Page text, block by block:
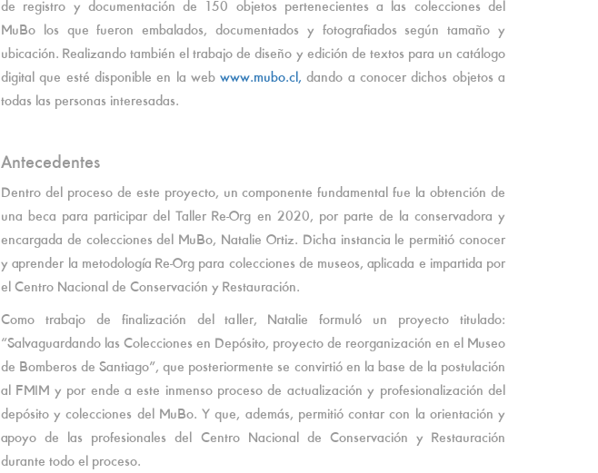
de registro y documentación de 150 objetos pertenecientes a las colecciones del
MuBo los que fueron embalados, documentados y fotografiados según tamaño y
ubicación. Realizando también el trabajo de diseño y edición de textos para un catálogo
digital que esté disponible en la webwww.mubo.cl, dando a conocer dichos objetos a
todas las personas interesadas.
Antecedentes
Dentro del proceso de este proyecto, un componente fundamental fue la obtención de
una beca para participar del Taller Re-Org en 2020, por parte de la conservadora y
encargada de colecciones del MuBo, Natalie Ortiz. Dicha instancia le permitió conocer
y aprender la metodología Re-Org para colecciones de museos, aplicada e impartida por
el Centro Nacional de Conservación y Restauración.
Como trabajo de finalización del taller, Natalie formuló un proyecto titulado:
“Salvaguardando las Colecciones en Depósito, proyecto de reorganización en el Museo
de Bomberos de Santiago”, que posteriormente se convirtió en la base de la postulación
al FMIM y por ende a este inmenso proceso de actualización y profesionalización del
depósito y colecciones del MuBo. Y que, además, permitió contar con la orientación y
apoyo de las profesionales del Centro Nacional de Conservación y Restauración
durante todo el proceso.